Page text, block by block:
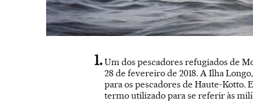
Um dos pescadores refugiados de
28 de fevereiro de 2018. A Ilha
para os pescadores de Haute-Kotto.
termo utilizado para se referir às